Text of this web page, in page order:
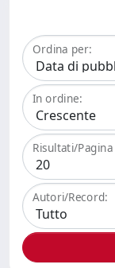
Ordina per:
In ordine:
Risultati/Pagina
Autori/Record: